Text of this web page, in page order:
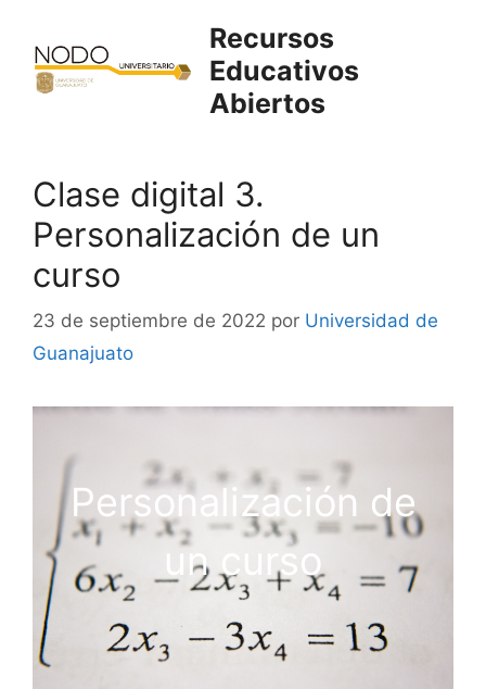
contenido
Recursos
Educativos
Abiertos
Clase digital 3.
Personalización de un
curso
23 de septiembre de 2022 por Universidad de
Guanajuato
Personalización de
un curso